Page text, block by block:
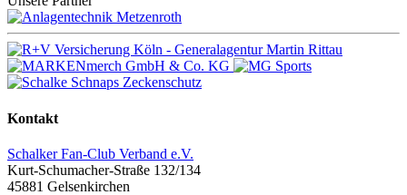
Kontakt
Schalker Fan-Club Verband e.V.
Kurt-Schumacher-Straße 132/134
45881 Gelsenkirchen